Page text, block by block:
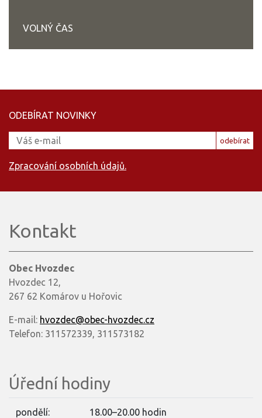
VOLNÝ ČAS
ODEBÍRAT NOVINKY
odebírat
Zpracování osobních údajů.
Kontakt
Obec Hvozdec
Hvozdec 12,
267 62 Komárov u Hořovic
E-mail: hvozdec@obec-hvozdec.cz
Telefon: 311572339, 311573182
Úřední hodiny
pondělí: 18.00–20.00 hodin